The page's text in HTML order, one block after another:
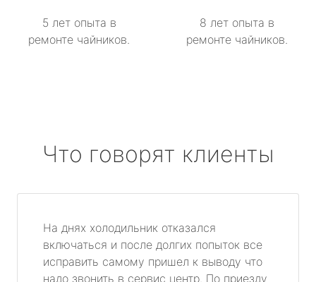
5 лет опыта в
ремонте чайников.
8 лет опыта в
ремонте чайников.
Что говорят клиенты
На днях холодильник отказался
включаться и после долгих попыток все
исправить самому пришел к выводу что
надо звонить в сервис центр. По приезду